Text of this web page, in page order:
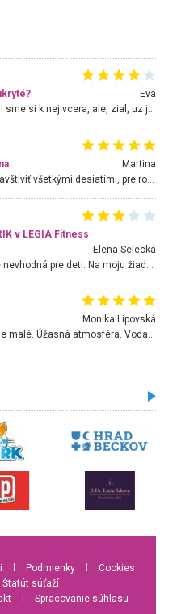
Eva
Hojdacka v Krpelanoch uz nie je, vysli sme si k nej vcera, ale, zial, uz je znicena. Ak sem planujete cestu len kvoli hojdacke, mozete si ju usetrit. Krasny vyhlad je tu vsak aj bez hojdacky :-)
Martina
Nádherné miesto ktoré odporúčam navštíviť všetkými desiatimi, pre rodiny s deťmi, dôchodcom... Proste a jednoducho ozaj rozprávkový les.. určite ešte prídeme. Odniesli sme si na pamiatku krásne tričká,
v LEGIA Fitness
Elena Selecká
. Monika Lipovská
Úžasné prostredie, napriek tomu, že je malé. Úžasná atmosféra. Voda fantastická a nádherná. Ľudí je pomerne veľa, ale su mili a ohľaduplní. Je veľmi zaujímavé sledovať, ako dokážu spolu športovať cudzí ľudia a bez ohľadu na vek. Vládne tu pohoda. Vnuka neviem dostať z vody. Ďakujem za krásny deň . Urcite sa sem vrátim. Jediný problém je s parkovaním, ale aj ten sa mi podarilo vyriešiť. Monika Bratislava
Podmienky
Cookies
Štatút súťaží
Spracovanie súhlasu